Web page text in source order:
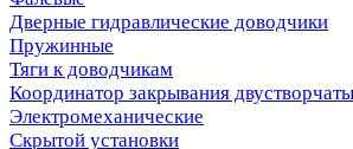
Дверные гидравлические доводчики
Пружинные
Тяги к доводчикам
Координатор закрывания
Электромеханические
Скрытой установки